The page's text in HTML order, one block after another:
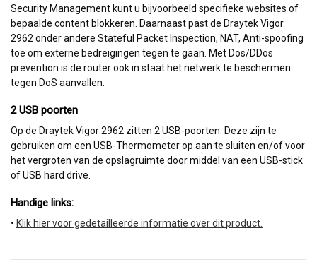
Security Management kunt u bijvoorbeeld specifieke websites of
bepaalde content blokkeren. Daarnaast past de Draytek Vigor
2962 onder andere Stateful Packet Inspection, NAT, Anti-spoofing
toe om externe bedreigingen tegen te gaan. Met Dos/DDos
prevention is de router ook in staat het netwerk te beschermen
tegen DoS aanvallen.
2 USB poorten
Op de Draytek Vigor 2962 zitten 2 USB-poorten. Deze zijn te
gebruiken om een USB-Thermometer op aan te sluiten en/of voor
het vergroten van de opslagruimte door middel van een USB-stick
of USB hard drive.
Handige links:
• Klik hier voor gedetailleerde informatie over dit product.